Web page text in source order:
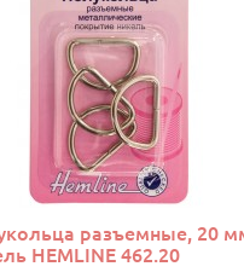
разъемные, 20
HEMLINE 462.20